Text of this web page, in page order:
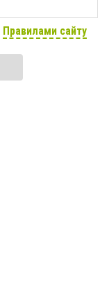
Правилами сайту